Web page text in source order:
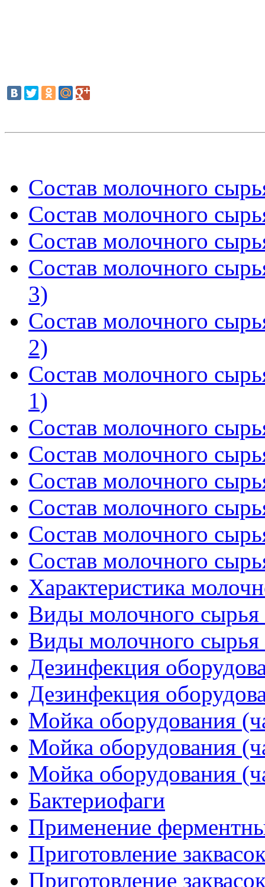
Состав молочного
Состав молочного
Состав молочного
Состав молочного
3)
Состав молочного
2)
Состав молочного
1)
Состав молочного
Состав молочного
Состав молочного
Состав молочного
Состав молочного
Состав молочного
Характеристика
Виды молочного сырья
Виды молочного сырья
Дезинфекция
Дезинфекция
Мойка оборудования
Мойка оборудования
Мойка оборудования
Бактериофаги
Применение
Приготовление
Приготовление